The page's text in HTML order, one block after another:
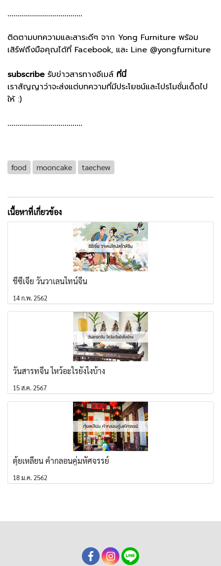
......................................
ติดตามบทความและสาระดีๆ จาก Yong Furniture พร้อม
เสิร์ฟถึงมือคุณได้ที่ Facebook, และ Line @yongfurniture
subscribe รับข่าวสารทางอีเมล์ ที่นี่
เราสัญญาว่าจะส่งแต่บทความที่มีประโยชน์และโปรโมชั่นเด็ดไป
ให้ :)
......................................
food mooncake taechew
เนื้อหาที่เกี่ยวข้อง
ชีซีเจี๋ย วันวาเลนไทน์จีน
14 ก.พ. 2562
วันสารทจีน ไหว้อะไรยังไงบ้าง
15 ส.ค. 2567
ตุ้ยเหลียน คำกลอนคู่มหัศจรรย์
18 ม.ค. 2562